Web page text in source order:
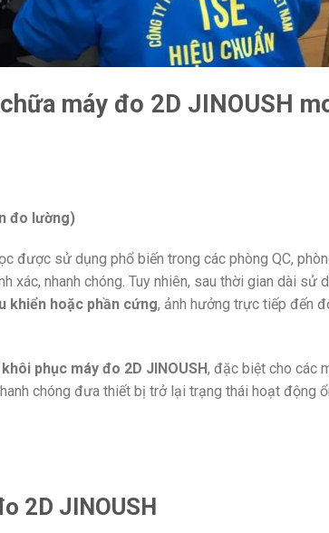
máy đo 2D JINOUSH
đo lường)
được sử dụng phổ biến trong các phòng QC,
xác, nhanh chóng. Tuy nhiên, sau thời gian dài sử
khiển hoặc phần cứng, ảnh hưởng trực tiếp đến
phục máy đo 2D JINOUSH, đặc biệt cho các
chóng đưa thiết bị trở lại trạng thái hoạt động
2D JINOUSH